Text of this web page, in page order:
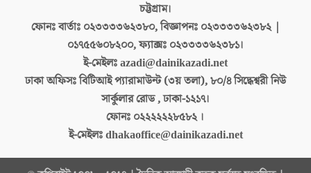
চট্টগ্রাম।
ফোনঃ বার্তাঃ ০২৩৩৩৩৬২৩৮০, বিজ্ঞাপনঃ ০২৩৩৩৩৬২৩৮২ |
০১৭৫৫৬০৮২০০, ফ্যাক্সঃ ০২৩৩৩৩৬২৩৮১।
ই-মেইলঃazadi@dainikazadi.net
ঢাকা অফিসঃবিটিআই প্যারামাউন্ট (৩য় তলা), ৮০/৪ সিদ্ধেশ্বরী নিউ
সার্কুলার রোড , ঢাকা-১২১৭।
ফোনঃ ০২২২২২২৮৫৮২ ।
ই-মেইলঃdhakaoffice@dainikazadi.net